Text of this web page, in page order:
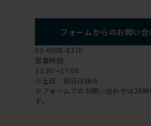
フォームからのお問い合
03-6908-8370
営業時間
13:30～17:00
※土日 祝日は休み
※フォームでのお問い合わせは24時
す。